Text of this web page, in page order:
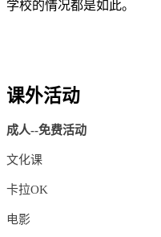
学校的情况都是如此。
课外活动
成人--免费活动
文化课
卡拉OK
电影